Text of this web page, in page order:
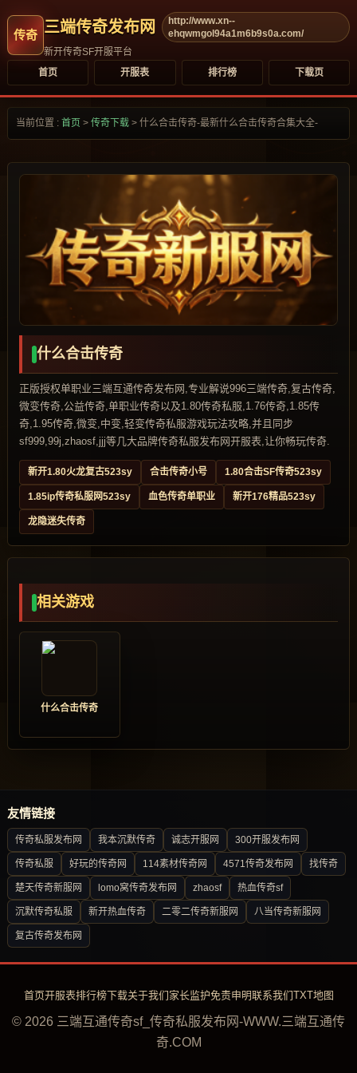
三端传奇发布网
http://www.xn--
ehqwmgol94a1m6b9s0a.com/
新开传奇SF开服平台
首页
开服表 排行榜 下载页
当前位置 : 首页 > 传奇下载 > 什么合击传奇-最新什么合击传奇合集大全-
什么合击传奇
正版授权单职业三端互通传奇发布网,专业解说996三端传奇,复古传奇,
微变传奇,公益传奇,单职业传奇以及1.80传奇私服,1.76传奇,1.85传
奇,1.95传奇,微变,中变,轻变传奇私服游戏玩法攻略,并且同步
sf999,99j,zhaosf,jjj等几大品牌传奇私服发布网开服表,让你畅玩传奇.
新开1.80火龙复古523sy 合击传奇小号 1.80合击SF传奇523sy
1.85ip传奇私服网523sy 血色传奇单职业 新开176精品523sy
龙隐迷失传奇
相关游戏
什么合击传奇
友情链接
传奇私服发布网 我本沉默传奇 诚志开服网 300开服发布网
传奇私服 好玩的传奇网 114素材传奇网 4571传奇发布网 找传奇
楚天传奇新服网 lomo窝传奇发布网 zhaosf 热血传奇sf
沉默传奇私服 新开热血传奇 二零二传奇新服网 八当传奇新服网
复古传奇发布网
首页开服表排行榜下载关于我们 家长监护免责申明联系我们TXT地图
© 2026 三端互通传奇sf_传奇私服发布网-WWW.三端互通传
奇.COM